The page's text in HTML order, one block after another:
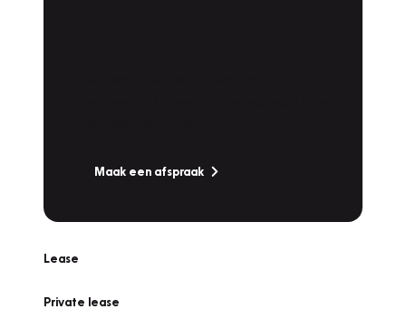
Maak een afspraak
Lease
Private lease